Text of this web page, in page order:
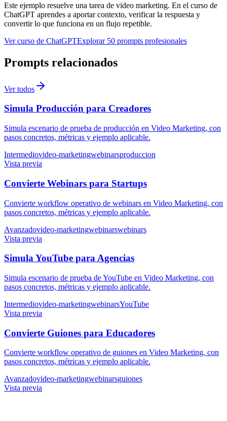
Este ejemplo resuelve una tarea de video marketing. En el curso de
ChatGPT aprendes a aportar contexto, verificar la respuesta y
convertir lo que funciona en un flujo repetible.
Ver curso de ChatGPTExplorar 50 prompts profesionales
Prompts relacionados
Ver todos
Simula Producción para Creadores
Simula escenario de prueba de producción en Video Marketing, con
pasos concretos, métricas y ejemplo aplicable.
Intermediovideo-marketingwebinarsproduccion
Vista previa
Convierte Webinars para Startups
Convierte workflow operativo de webinars en Video Marketing, con
pasos concretos, métricas y ejemplo aplicable.
Avanzadovideo-marketingwebinarswebinars
Vista previa
Simula YouTube para Agencias
Simula escenario de prueba de YouTube en Video Marketing, con
pasos concretos, métricas y ejemplo aplicable.
Intermediovideo-marketingwebinarsYouTube
Vista previa
Convierte Guiones para Educadores
Convierte workflow operativo de guiones en Video Marketing, con
pasos concretos, métricas y ejemplo aplicable.
Avanzadovideo-marketingwebinarsguiones
Vista previa